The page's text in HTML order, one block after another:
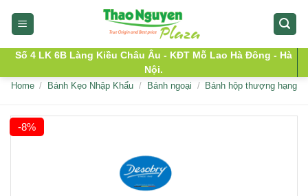
Số 4 LK 6B Làng Kiều Châu Âu - KĐT Mỗ Lao Hà Đông - Hà
Nội.
Home / Bánh Kẹo Nhập Khẩu / Bánh ngoại / Bánh hộp thượng hạng
-8%